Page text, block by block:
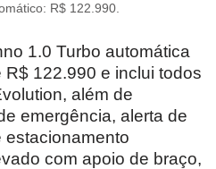
R$ 122.990.
1.0 Turbo automática
122.990 e inclui todos
além de
emergência, alerta de
estacionamento
com apoio de braço,